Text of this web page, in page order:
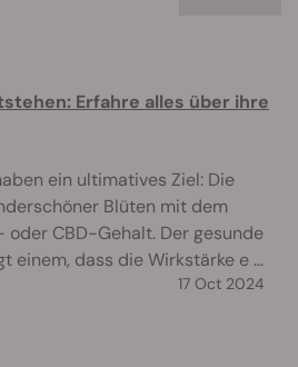
Erfahre alles über ihre
ein ultimatives Ziel: Die
Blüten mit dem
oder CBD-Gehalt. Der gesunde
einem, dass die Wirkstärke e ...
17 Oct 2024